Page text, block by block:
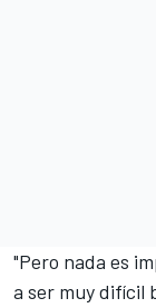
"Pero nada es
a ser muy difícil